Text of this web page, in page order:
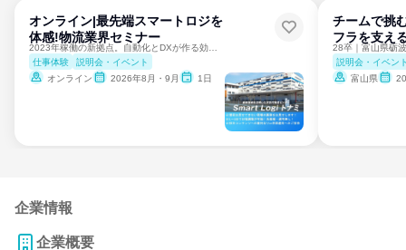
オンライン|最先端スマートロジを
体感!物流業界セミナー
仕事体験
説明会・イベント
オンライン
2026年8月・9月 1日
チームで挑
フラを支え
説明会・イベン
富山県
企業情報
企業概要